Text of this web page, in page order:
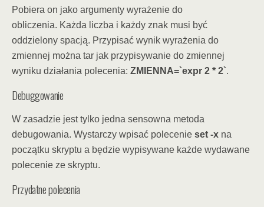
Pobiera on jako argumenty wyrażenie do
obliczenia. Każda liczba i każdy znak musi być
oddzielony spacją. Przypisać wynik wyrażenia do
zmiennej można tar jak przypisywanie do zmiennej
wyniku działania polecenia: ZMIENNA=`expr 2 * 2`.
Debuggowanie
W zasadzie jest tylko jedna sensowna metoda
debugowania. Wystarczy wpisać polecenie set -x na
początku skryptu a będzie wypisywane każde wydawane
polecenie ze skryptu.
Przydatne polecenia